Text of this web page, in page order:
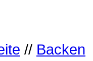
// Backen